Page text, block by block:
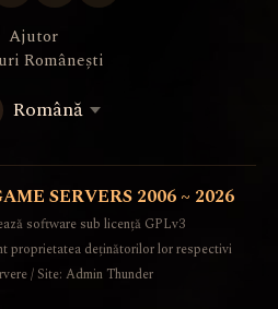
Ajutor
Românești
Română
SERVERS 2006 ~ 2026
software sub licență GPLv3
proprietatea deținătorilor lor respectivi
/ Site: Admin Thunder